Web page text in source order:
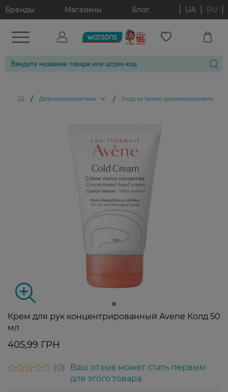
Бренды Магазины Блог UA RU
/ Дерматокосметика / Уход за телом дерматокосметика
Крем для рук концентрированный Avene Колд 50
мл
405,99 ГРН
0
Ваш отзыв может стать первым
для этого товара